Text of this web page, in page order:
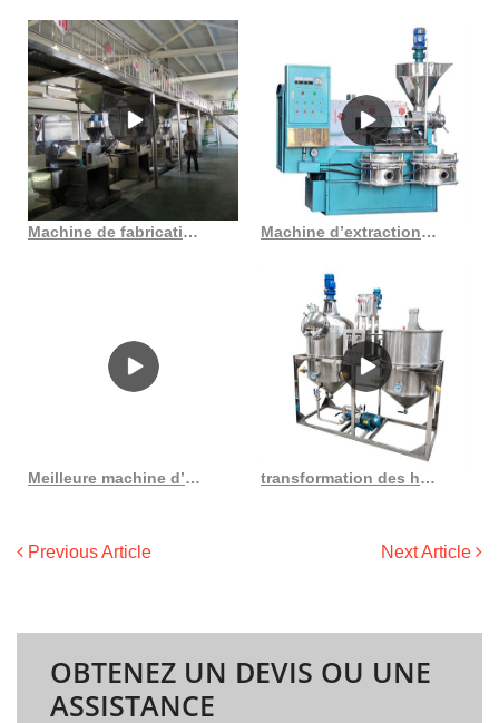
Machine de fabrication d’huile de pression à froid de haute qualité dl au Sénégal Machine d’extraction d’huile d’écrou de terre à deux vis de grande capacité au Cameroun
Meilleure machine d’extraction d’huile au Pakistan, liste de prix des résultats au Congo transformation des huiles comestibles génie agricole et biologique
Previous Article Next Article
OBTENEZ UN DEVIS OU UNE
ASSISTANCE